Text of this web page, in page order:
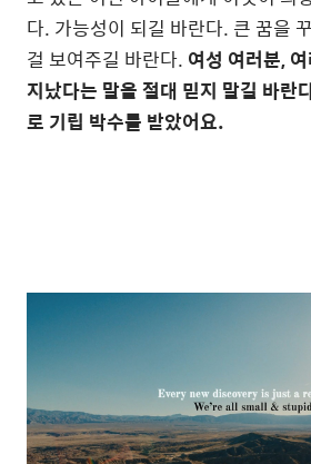
다. 가능성이 되길 바란다. 큰 꿈을
걸 보여주길 바란다. 여성 여러분,
지났다는 말을 절대 믿지 말길 바란
로 기립 박수를 받았어요.